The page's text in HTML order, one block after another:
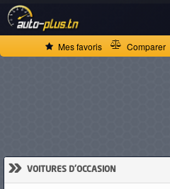
Mes favoris Comparer
» VOITURES D'OCCASION
ACCUEIL